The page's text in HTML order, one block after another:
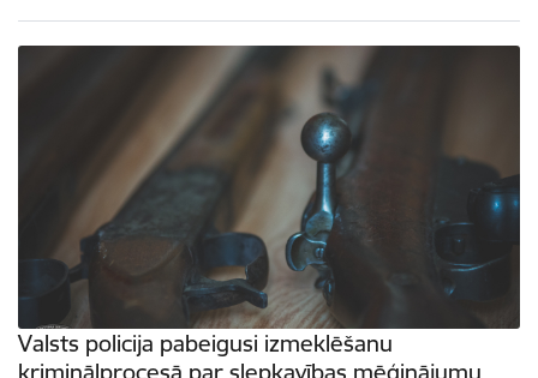
Valsts policija pabeigusi izmeklēšanu
kriminālprocesā par slepkavības mēģinājumu